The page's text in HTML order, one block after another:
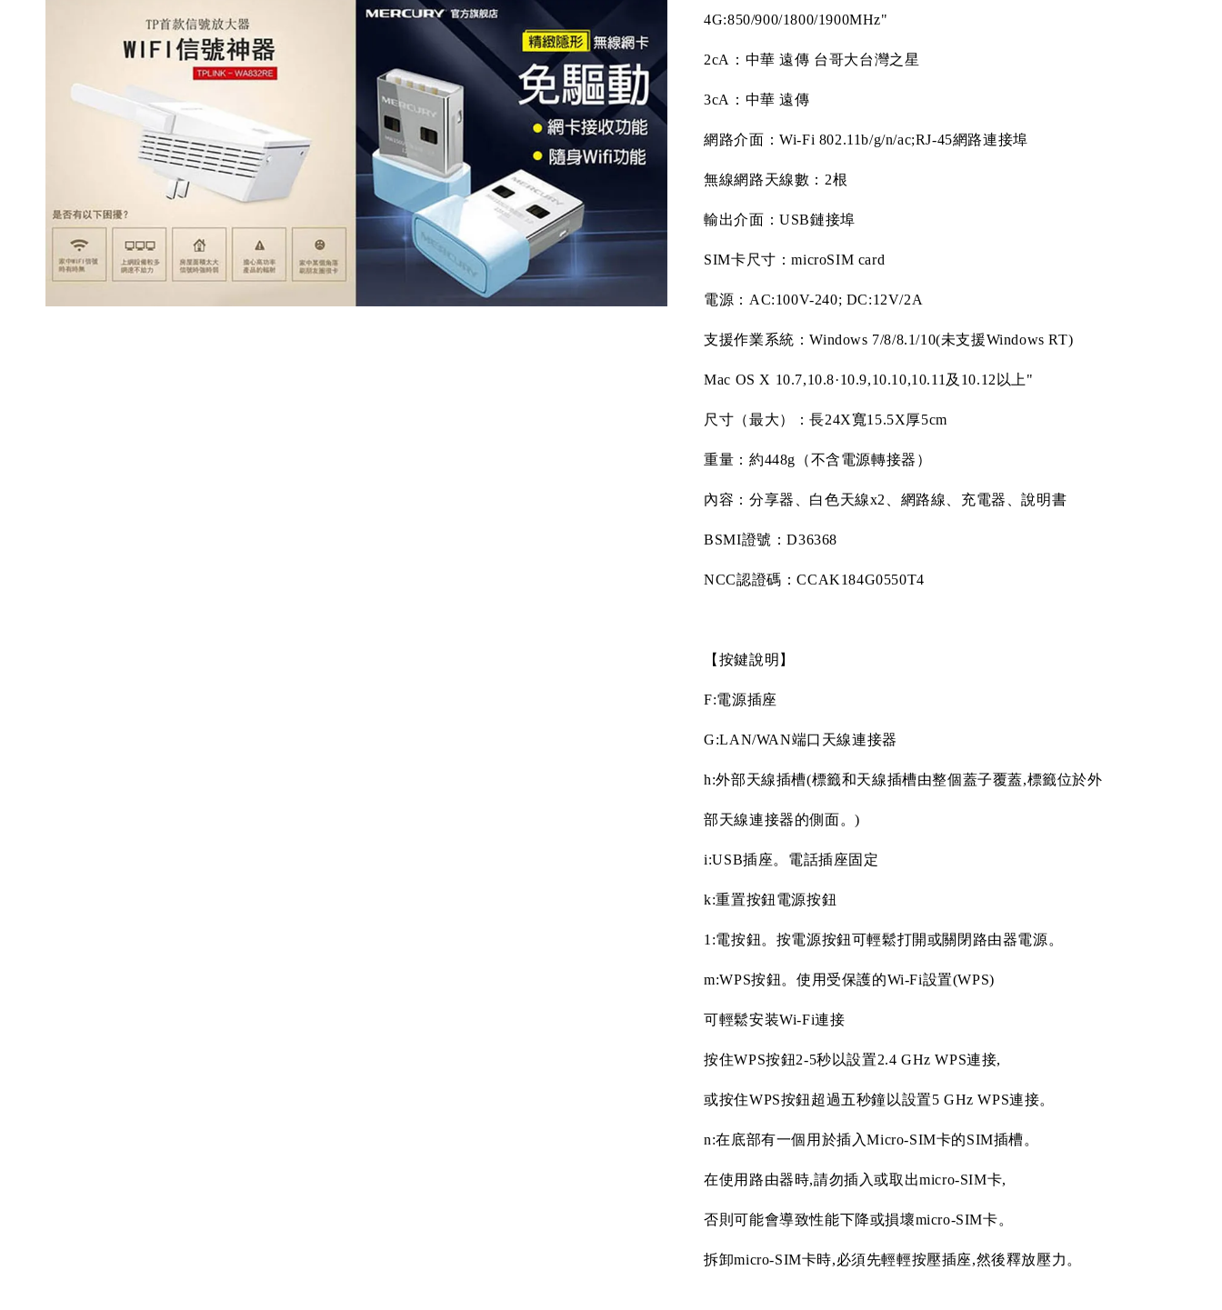
4G:850/900/1800/1900MHz"
2cA ：中華 遠傳 台哥大台灣之星
3cA ：中華 遠傳
網路介面：Wi-Fi 802.11b/g/n/ac;RJ-45網路連接埠
無線網路天線數： 2根
輸出介面：USB鏈接埠
SIM卡尺寸：microSIM card
電源： AC:100V-240; DC:12V/2A
支援作業系統：Windows 7/8/8.1/10(未支援Windows RT)
Mac OS X 10.7,10.8·10.9,10.10,10.11 及 10.12 以上 "
尺寸（最大）：長24X寬15.5X厚5cm
重量：約448g （不含電源轉接器）
內容：分享器、白色天線x2 、網路線、充電器、說明書
BSMI證號：D36368
NCC認證碼：CCAK184G0550T4
【按鍵說明】
F:電源插座
G:LAN/WAN端口天線連接器
h:外部天線插槽(標籤和天線插槽由整個蓋子覆蓋,標籤位於外
部天線連接器的側面。)
i:USB插座。電話插座固定
k:重置按鈕電源按鈕
1:電按鈕。按電源按鈕可輕鬆打開或關閉路由器電源。
m:WPS按鈕。使用受保護的Wi-Fi設置(WPS)
可輕鬆安装Wi-Fi連接
按住WPS按鈕2-5秒以設置2.4 GHz WPS連接,
或按住WPS按鈕超過五秒鐘以設置5 GHz WPS連接。
n:在底部有一個用於插入Micro-SIM卡的SIM插槽。
在使用路由器時,請勿插入或取出micro-SIM卡,
否則可能會導致性能下降或損壞micro-SIM卡。
拆卸micro-SIM卡時,必須先輕輕按壓插座,然後釋放壓力。